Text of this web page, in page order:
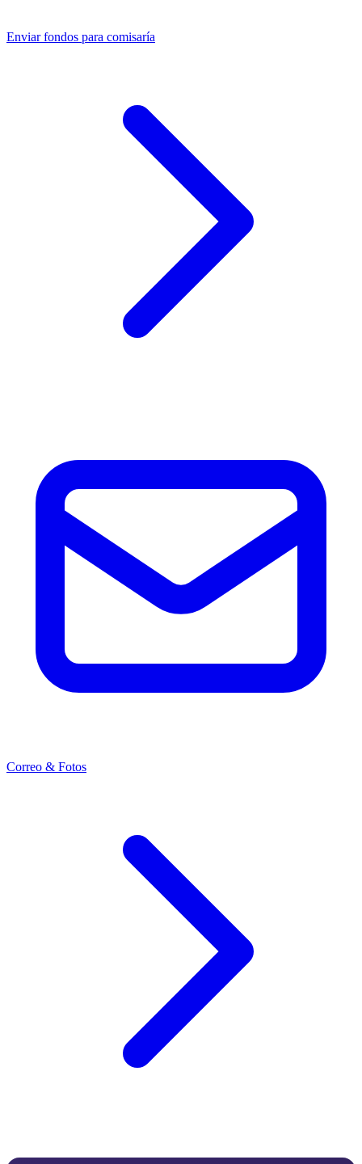
Enviar fondos para comisaría
Correo & Fotos